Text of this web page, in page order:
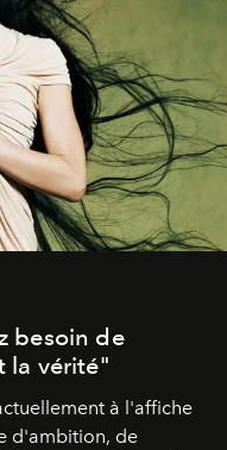
besoin de
la vérité"
à l'affiche
d'ambition, de